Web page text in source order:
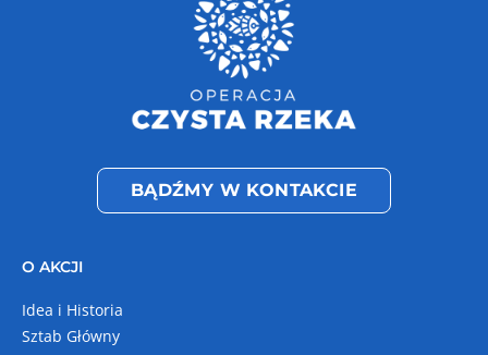
BĄDŹMY W KONTAKCIE
O AKCJI
Idea i Historia
Sztab Główny